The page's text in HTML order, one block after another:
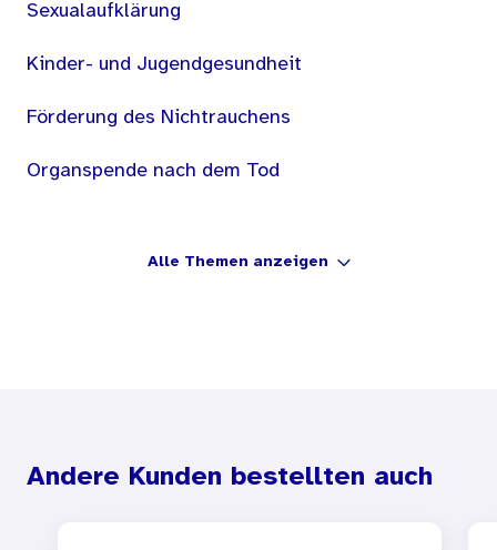
Sexualaufklärung
Kinder- und Jugendgesundheit
Förderung des Nichtrauchens
Organspende nach dem Tod
Alle Themen anzeigen
Andere Kunden bestellten auch